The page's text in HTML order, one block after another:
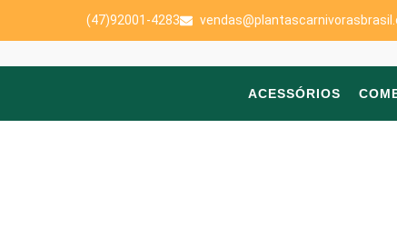
(47)92001-4283
ACESSÓRIOS